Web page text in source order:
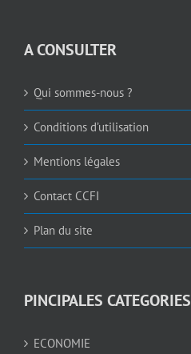
A CONSULTER
Qui sommes-nous ?
Conditions d’utilisation
Mentions légales
Contact CCFI
Plan du site
PINCIPALES CATEGORIES
ECONOMIE